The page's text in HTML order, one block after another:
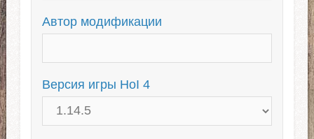
Автор модификации
Версия игры HoI 4